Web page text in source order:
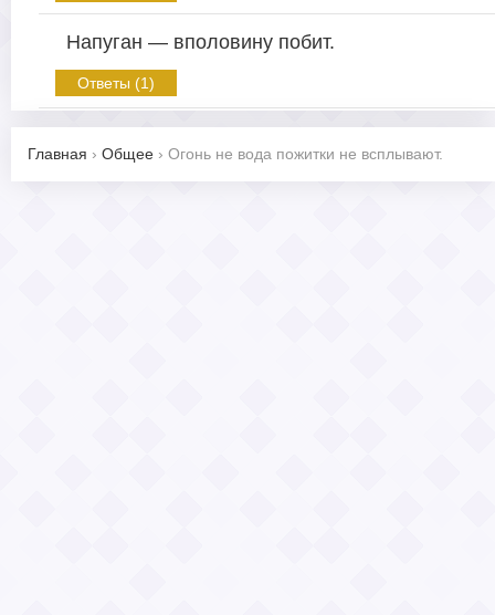
Напуган — вполовину побит.
Ответы (1)
Главная › Общее › Огонь не вода пожитки не всплывают.